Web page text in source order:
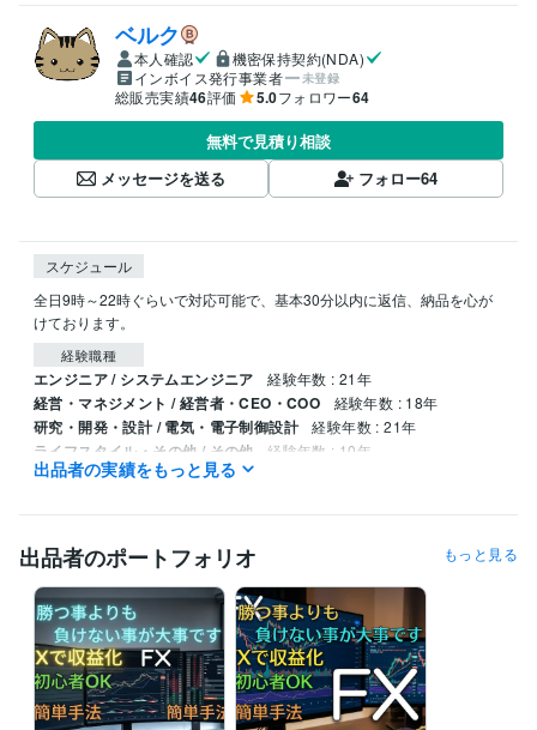
ベルク
本人確認
機密保持契約(NDA)
インボイス発行事業者
未登録
総販売実績46評価 5.0フォロワー64
無料で見積り相談
メッセージを送る
フォロー64
スケジュール
全日9時～22時ぐらいで対応可能で、基本30分以内に返信、納品を心が
けております。
経験職種
エンジニア / システムエンジニア 経験年数 : 21年
経営・マネジメント / 経営者・CEO・COO 経験年数 : 18年
研究・開発・設計 / 電気・電子制御設計 経験年数 : 21年
ライフスタイル・その他 / その他 経験年数 : 10年
現在フリーランス(不定期顧問) 1985年3月 ~ 2005年4月 2005年8
資格・検定
第一種電気工事士 取得年 : 1984年
古物商許可 取得年 : 2004年
廃棄物処理施設技術管理者 取得年 : 2010年
遺品整理士 取得年 : 2015年
情報処理安全確保支援士 取得年 : 2016年
出品者の実績をもっと見る
出品者のポートフォリオ もっと見る